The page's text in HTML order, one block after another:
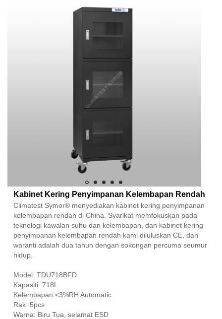
Kabinet Kering Penyimpanan Kelembapan Rendah
Climatest Symor® menyediakan kabinet kering penyimpanan
kelembapan rendah di China. Syarikat memfokuskan pada
teknologi kawalan suhu dan kelembapan, dan kabinet kering
penyimpanan kelembapan rendah kami diluluskan CE, dan
waranti adalah dua tahun dengan sokongan percuma seumur
hidup.
Model: TDU718BFD
Kapasiti: 718L
Kelembapan:<3%RH Automatic
Rak: 5pcs
Warna: Biru Tua, selamat ESD